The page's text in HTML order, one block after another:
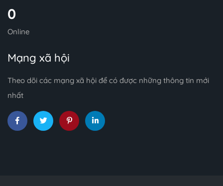
0
Online
Mạng xã hội
Theo dõi các mạng xã hội để có được những thông tin mới
nhất